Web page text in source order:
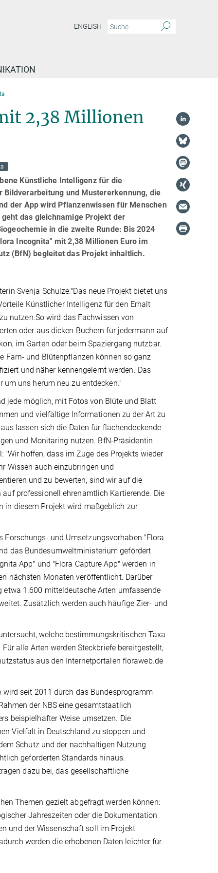
ENGLISH
2,38 Millionen
Künstliche Intelligenz für die
und Mustererkennung, die
der App wird Pflanzenwissen für Menschen
das gleichnamige Projekt der
in die zweite Runde: Bis 2024
Incognita" mit 2,38 Millionen Euro im
(BfN) begleitet das Projekt inhaltlich.
Svenja Schulze:"Das neue Projekt bietet uns
Künstlicher Intelligenz für den Erhalt
nutzen.So wird das Fachwissen von
oder aus dicken Büchern für jedermann auf
im Garten oder beim Spaziergang nutzbar.
Farn- und Blütenpflanzen können so ganz
und näher kennengelernt werden. Das
um uns herum neu zu entdecken."
jede möglich, mit Fotos von Blüte und Blatt
und vielfältige Informationen zu der Art zu
lassen sich die Daten für flächendeckende
und Monitaring nutzen. BfN-Präsidentin
"Wir hoffen, dass im Zuge des Projekts wieder
Wissen auch einzubringen und
und zu bewerten, sind wir auf die
professionell ehrenamtlich Kartierende. Die
in diesem Projekt wird maßgeblich zur
Forschungs- und Umsetzungsvorhaben "Flora
das Bundesumweltministerium gefördert
App" und "Flora Capture App" werden in
nächsten Monaten veröffentlicht. Darüber
1.600 mitteldeutsche Arten umfassende
Zusätzlich werden auch häufige Zier- und
welche bestimmungskritischen Taxa
alle Arten werden Steckbriefe bereitgestellt,
aus den Internetportalen floraweb.de
seit 2011 durch das Bundesprogramm
der NBS eine gesamtstaatlich
beispielhafter Weise umsetzen. Die
Vielfalt in Deutschland zu stoppen und
Schutz und der nachhaltigen Nutzung
geforderten Standards hinaus.
dazu bei, das gesellschaftliche
Themen gezielt abgefragt werden können:
Jahreszeiten oder die Dokumentation
und der Wissenschaft soll im Projekt
werden die erhobenen Daten leichter für